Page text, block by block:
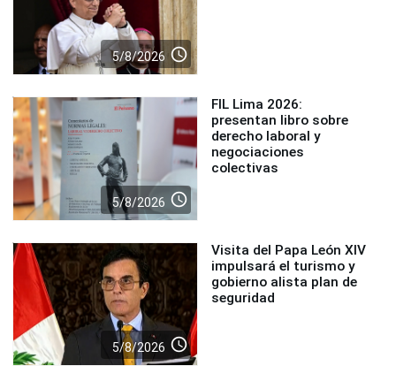
5/8/2026 access_time
5/8/2026 access_time
FIL Lima 2026:
presentan libro sobre
derecho laboral y
negociaciones
colectivas
5/8/2026 access_time
Visita del Papa León XIV
impulsará el turismo y
gobierno alista plan de
seguridad